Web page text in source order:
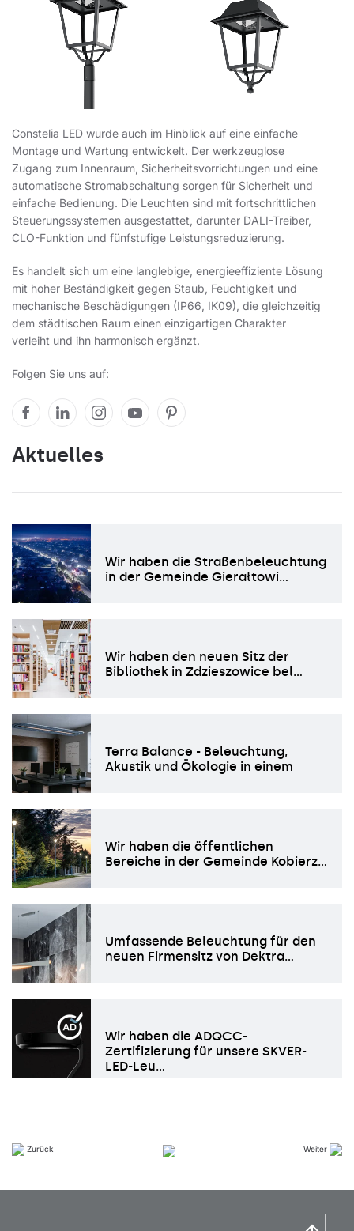
Constelia LED wurde auch im Hinblick auf eine einfache
Montage und Wartung entwickelt. Der werkzeuglose
Zugang zum Innenraum, Sicherheitsvorrichtungen und eine
automatische Stromabschaltung sorgen für Sicherheit und
einfache Bedienung. Die Leuchten sind mit fortschrittlichen
Steuerungssystemen ausgestattet, darunter DALI-Treiber,
CLO-Funktion und fünfstufige Leistungsreduzierung.
Es handelt sich um eine langlebige, energieeffiziente Lösung
mit hoher Beständigkeit gegen Staub, Feuchtigkeit und
mechanische Beschädigungen (IP66, IK09), die gleichzeitig
dem städtischen Raum einen einzigartigen Charakter
verleiht und ihn harmonisch ergänzt.
Folgen Sie uns auf:
Aktuelles
Wir haben die Straßenbeleuchtung
in der Gemeinde Gierałtowi…
Wir haben den neuen Sitz der
Bibliothek in Zdzieszowice bel…
Terra Balance - Beleuchtung,
Akustik und Ökologie in einem
Wir haben die öffentlichen
Bereiche in der Gemeinde Kobierz…
Umfassende Beleuchtung für den
neuen Firmensitz von Dektra…
Wir haben die ADQCC-
Zertifizierung für unsere SKVER-
LED-Leu…
Zurück Weiter